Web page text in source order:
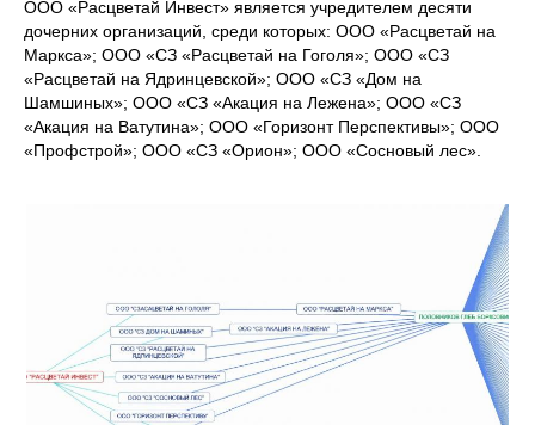
ООО «Расцветай Инвест» является учредителем десяти
дочерних организаций, среди которых: ООО «Расцветай на
Маркса»; ООО «СЗ «Расцветай на Гоголя»; ООО «СЗ
«Расцветай на Ядринцевской»; ООО «СЗ «Дом на
Шамшиных»; ООО «СЗ «Акация на Лежена»; ООО «СЗ
«Акация на Ватутина»; ООО «Горизонт Перспективы»; ООО
«Профстрой»; ООО «СЗ «Орион»; ООО «Сосновый лес».